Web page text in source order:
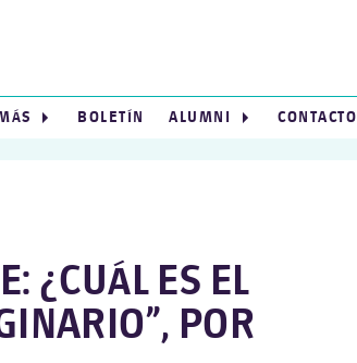
BOLETÍN ALUMNI CONTACTO
¿CUÁL ES EL
POR